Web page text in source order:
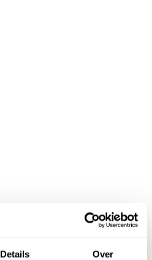
Details Over